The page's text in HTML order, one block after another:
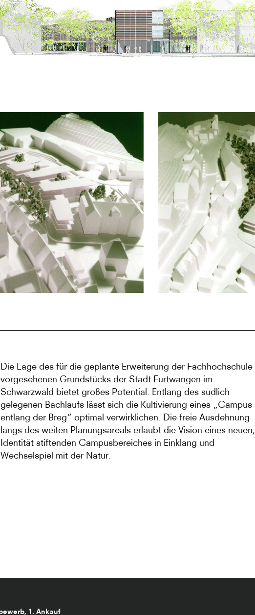
Die Lage des für die geplante Erweiterung der Fachhochschule
vorgesehenen Grundstücks der Stadt Furtwangen im
Schwarzwald bietet großes Potential. Entlang des südlich
gelegenen Bachlaufs lässt sich die Kultivierung eines „Campus
entlang der Breg“ optimal verwirklichen. Die freie Ausdehnung
längs des weiten Planungsareals erlaubt die Vision eines neuen,
Identität stiftenden Campusbereiches in Einklang und
Wechselspiel mit der Natur.
1. Ankauf